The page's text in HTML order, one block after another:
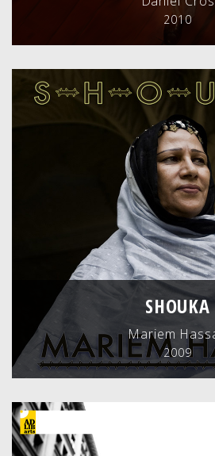
2010
SHOUKA
Mariem
2009